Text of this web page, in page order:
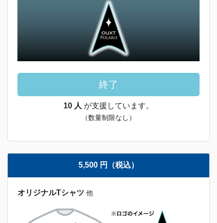
終了
10 人 が支援しています。
（数量制限なし）
5,500 円（税込）
オリジナルTシャツ 他